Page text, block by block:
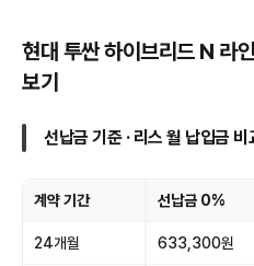
현대 투싼 하이브리드 N 라
보기
선납금 기준 · 리스 월 납입금 비
계약 기간 선납금 0%
24개월 633,300원